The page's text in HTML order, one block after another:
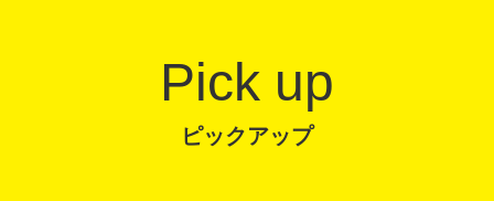
Pick up
ピックアップ